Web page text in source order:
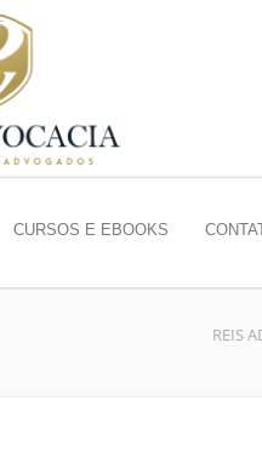
CURSOS E EBOOKS
REIS